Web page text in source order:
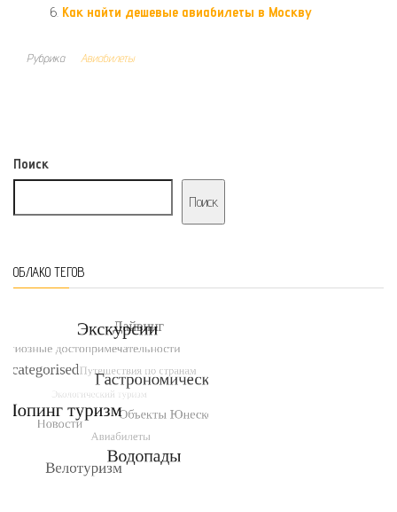
Как найти дешевые авиабилеты в Москву
Рубрика Авиабилеты
Поиск
Поиск
ОБЛАКО ТЕГОВ